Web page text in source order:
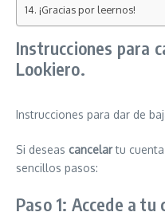
¡Gracias por leernos!
Instrucciones para
Lookiero.
Instrucciones para dar de
Si deseas cancelartu cuenta
sencillos pasos:
Paso 1: Accede a tu